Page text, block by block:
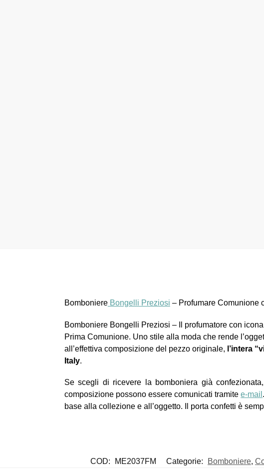
BomboniereBongelli Preziosi – Profumare Comunione
Bomboniere Bongelli Preziosi – Il profumatore con
Prima Comunione. Uno stile alla moda che rende
all’effettiva composizione del pezzo originale, l’intera
Italy.
Se scegli di ricevere la bomboniera già
composizione possono essere comunicati tramitee-mail
base alla collezione e all’oggetto. Il porta confetti è
COD: ME2037FM Categorie: Bomboniere,